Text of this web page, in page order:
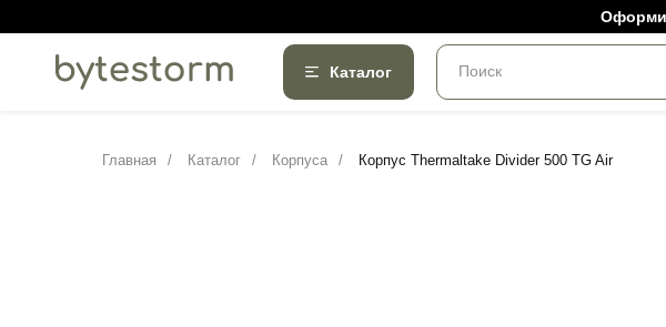
Поиск
Каталог
Главная / Каталог / Корпуса / Корпус Thermaltake Divider 500 TG Air